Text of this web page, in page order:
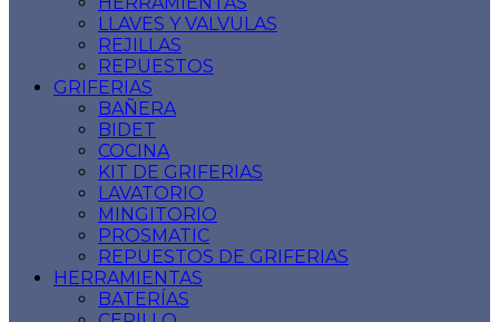
LLAVES Y VALVULAS
REJILLAS
REPUESTOS
GRIFERIAS
BAÑERA
BIDET
COCINA
KIT DE GRIFERIAS
LAVATORIO
MINGITORIO
PROSMATIC
REPUESTOS DE GRIFERIAS
HERRAMIENTAS
BATERÍAS